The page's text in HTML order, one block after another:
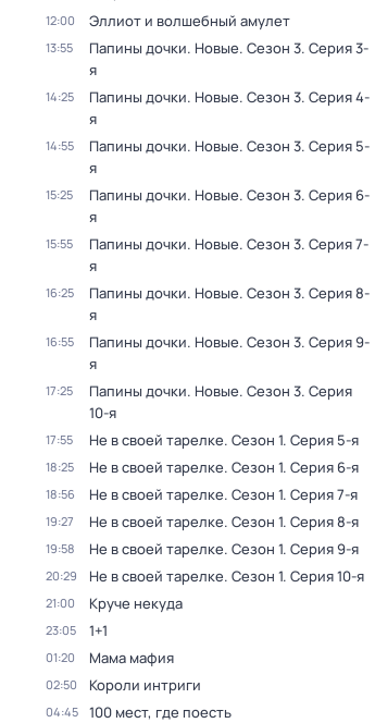
12:00 Эллиот и волшебный амулет
13:55 Папины дочки. Новые. Сезон 3. Серия 3-
я
14:25 Папины дочки. Новые. Сезон 3. Серия 4-
я
14:55 Папины дочки. Новые. Сезон 3. Серия 5-
я
15:25 Папины дочки. Новые. Сезон 3. Серия 6-
я
15:55 Папины дочки. Новые. Сезон 3. Серия 7-
я
16:25 Папины дочки. Новые. Сезон 3. Серия 8-
я
16:55 Папины дочки. Новые. Сезон 3. Серия 9-
я
17:25 Папины дочки. Новые. Сезон 3. Серия
10-я
17:55 Не в своей тарелке. Сезон 1. Серия 5-я
18:25 Не в своей тарелке. Сезон 1. Серия 6-я
18:56 Не в своей тарелке. Сезон 1. Серия 7-я
19:27 Не в своей тарелке. Сезон 1. Серия 8-я
19:58 Не в своей тарелке. Сезон 1. Серия 9-я
20:29 Не в своей тарелке. Сезон 1. Серия 10-я
21:00 Круче некуда
23:05 1+1
01:20 Мама мафия
02:50 Короли интриги
04:45 100 мест, где поесть